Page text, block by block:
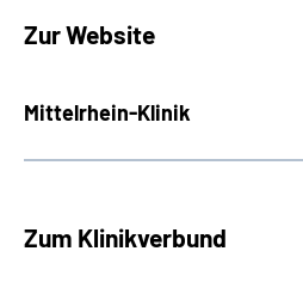
Zur Website
Mittelrhein-Klinik
Zum Klinikverbund